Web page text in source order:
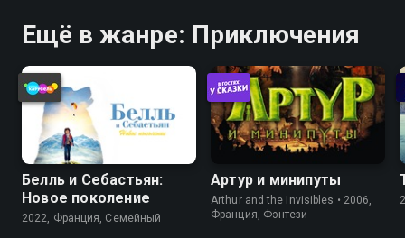
Ещё в жанре: Приключения
Белль и Себастьян:
Новое поколение
2022, Франция, Cемейный
Артур и минипуты
Arthur and the Invisibles • 2006,
Франция, Фэнтези